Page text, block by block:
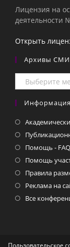
Лицензия на
деятельности
Открыть
Архивы СМИ
Архивы
СМИ
Информация
Помощь - FAQ
Помощь
Правила
Реклама на
Все
Пользовательское